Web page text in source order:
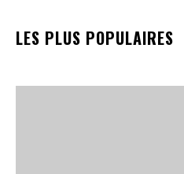
LES PLUS POPULAIRES